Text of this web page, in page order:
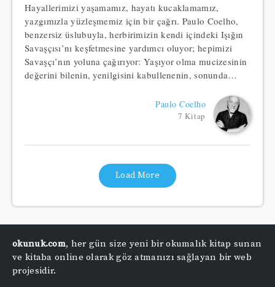
Hayallerimizi yaşamamız, hayatı kucaklamamız,
yazgımızla yüzleşmemiz için bir çağrı. Paulo Coelho,
benzersiz üslubuyla, herbirimizin kendi içindeki Işığın
Savaşçısı’nı keşfetmesine yardımcı oluyor; hepimizi
Savaşçı’nın yoluna çağırıyor: Yaşıyor olma mucizesinin
değerini bilenin, yenilgisini kabullenenin, sonunda…
Paulo Coelho
7 Kitap
Load More
okunuk.com, her gün size yeni bir okumalık kitap sunan
ve kitaba online olarak göz atmanızı sağlayan bir web
projesidir.